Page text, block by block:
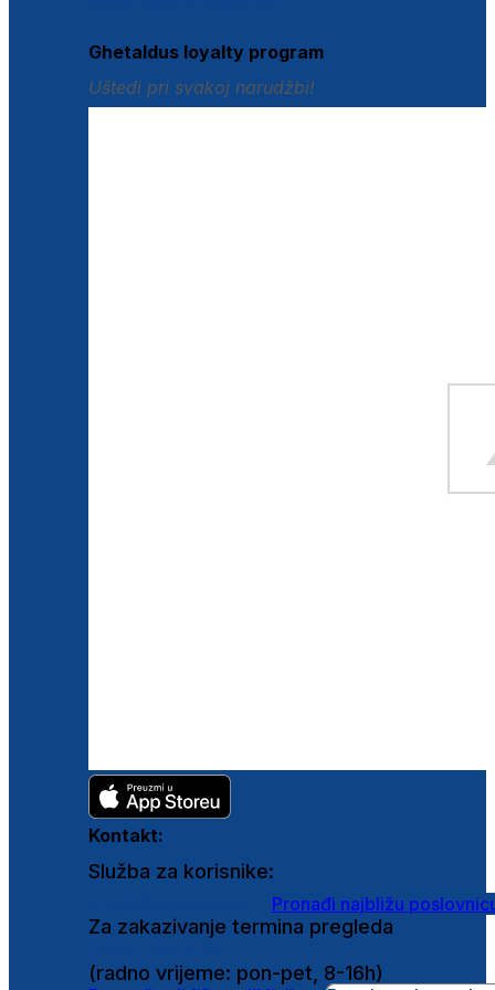
Ghetaldus loyalty program
Uštedi pri svakoj narudžbi!
Kontakt:
Služba za korisnike:
Pronađi najbližu
Za zakazivanje termina pregleda
(radno vrijeme: pon-pet, 8-16h)